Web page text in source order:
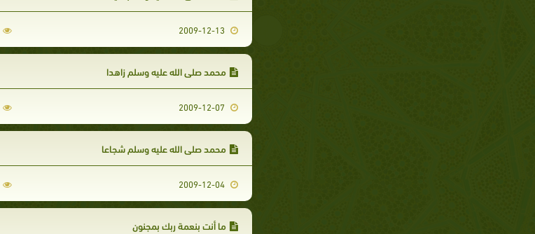
2009-12-13
محمد صلى الله عليه وسلم زاهدا
محمد صلى الله عليه وسلم شجاعا
2009-12-04
ما أنت بنعمة ربك بمجنون